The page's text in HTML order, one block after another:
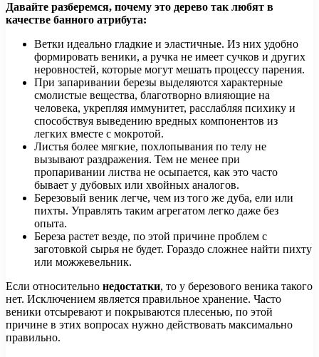
Давайте разберемся, почему это дерево так любят в
качестве банного атрибута:
Ветки идеально гладкие и эластичные. Из них удобно
формировать веники, а ручка не имеет сучков и других
неровностей, которые могут мешать процессу парения.
При запаривании березы выделяются характерные
смолистые вещества, благотворно влияющие на
человека, укрепляя иммунитет, расслабляя психику и
способствуя выведению вредных компонентов из
легких вместе с мокротой.
Листья более мягкие, похлопывания по телу не
вызывают раздражения. Тем не менее при
пропаривании листва не осыпается, как это часто
бывает у дубовых или хвойных аналогов.
Березовый веник легче, чем из того же дуба, ели или
пихты. Управлять таким агрегатом легко даже без
опыта.
Береза ​​растет везде, по этой причине проблем с
заготовкой сырья не будет. Гораздо сложнее найти пихту
или можжевельник.
Если относительно недостатки, то у березового веника такого
нет. Исключением является правильное хранение. Часто
веники отсыревают и покрываются плесенью, по этой
причине в этих вопросах нужно действовать максимально
правильно.